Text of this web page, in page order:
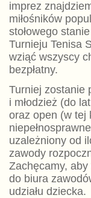
imprez
miłośników
stołowego
Turnieju Tenisa
wziąć wszyscy
bezpłatny.
Turniej zostanie
i młodzież (do
oraz open (w tej
uzależniony od
zawody
Zachęcamy, aby
do biura
udziału dziecka.